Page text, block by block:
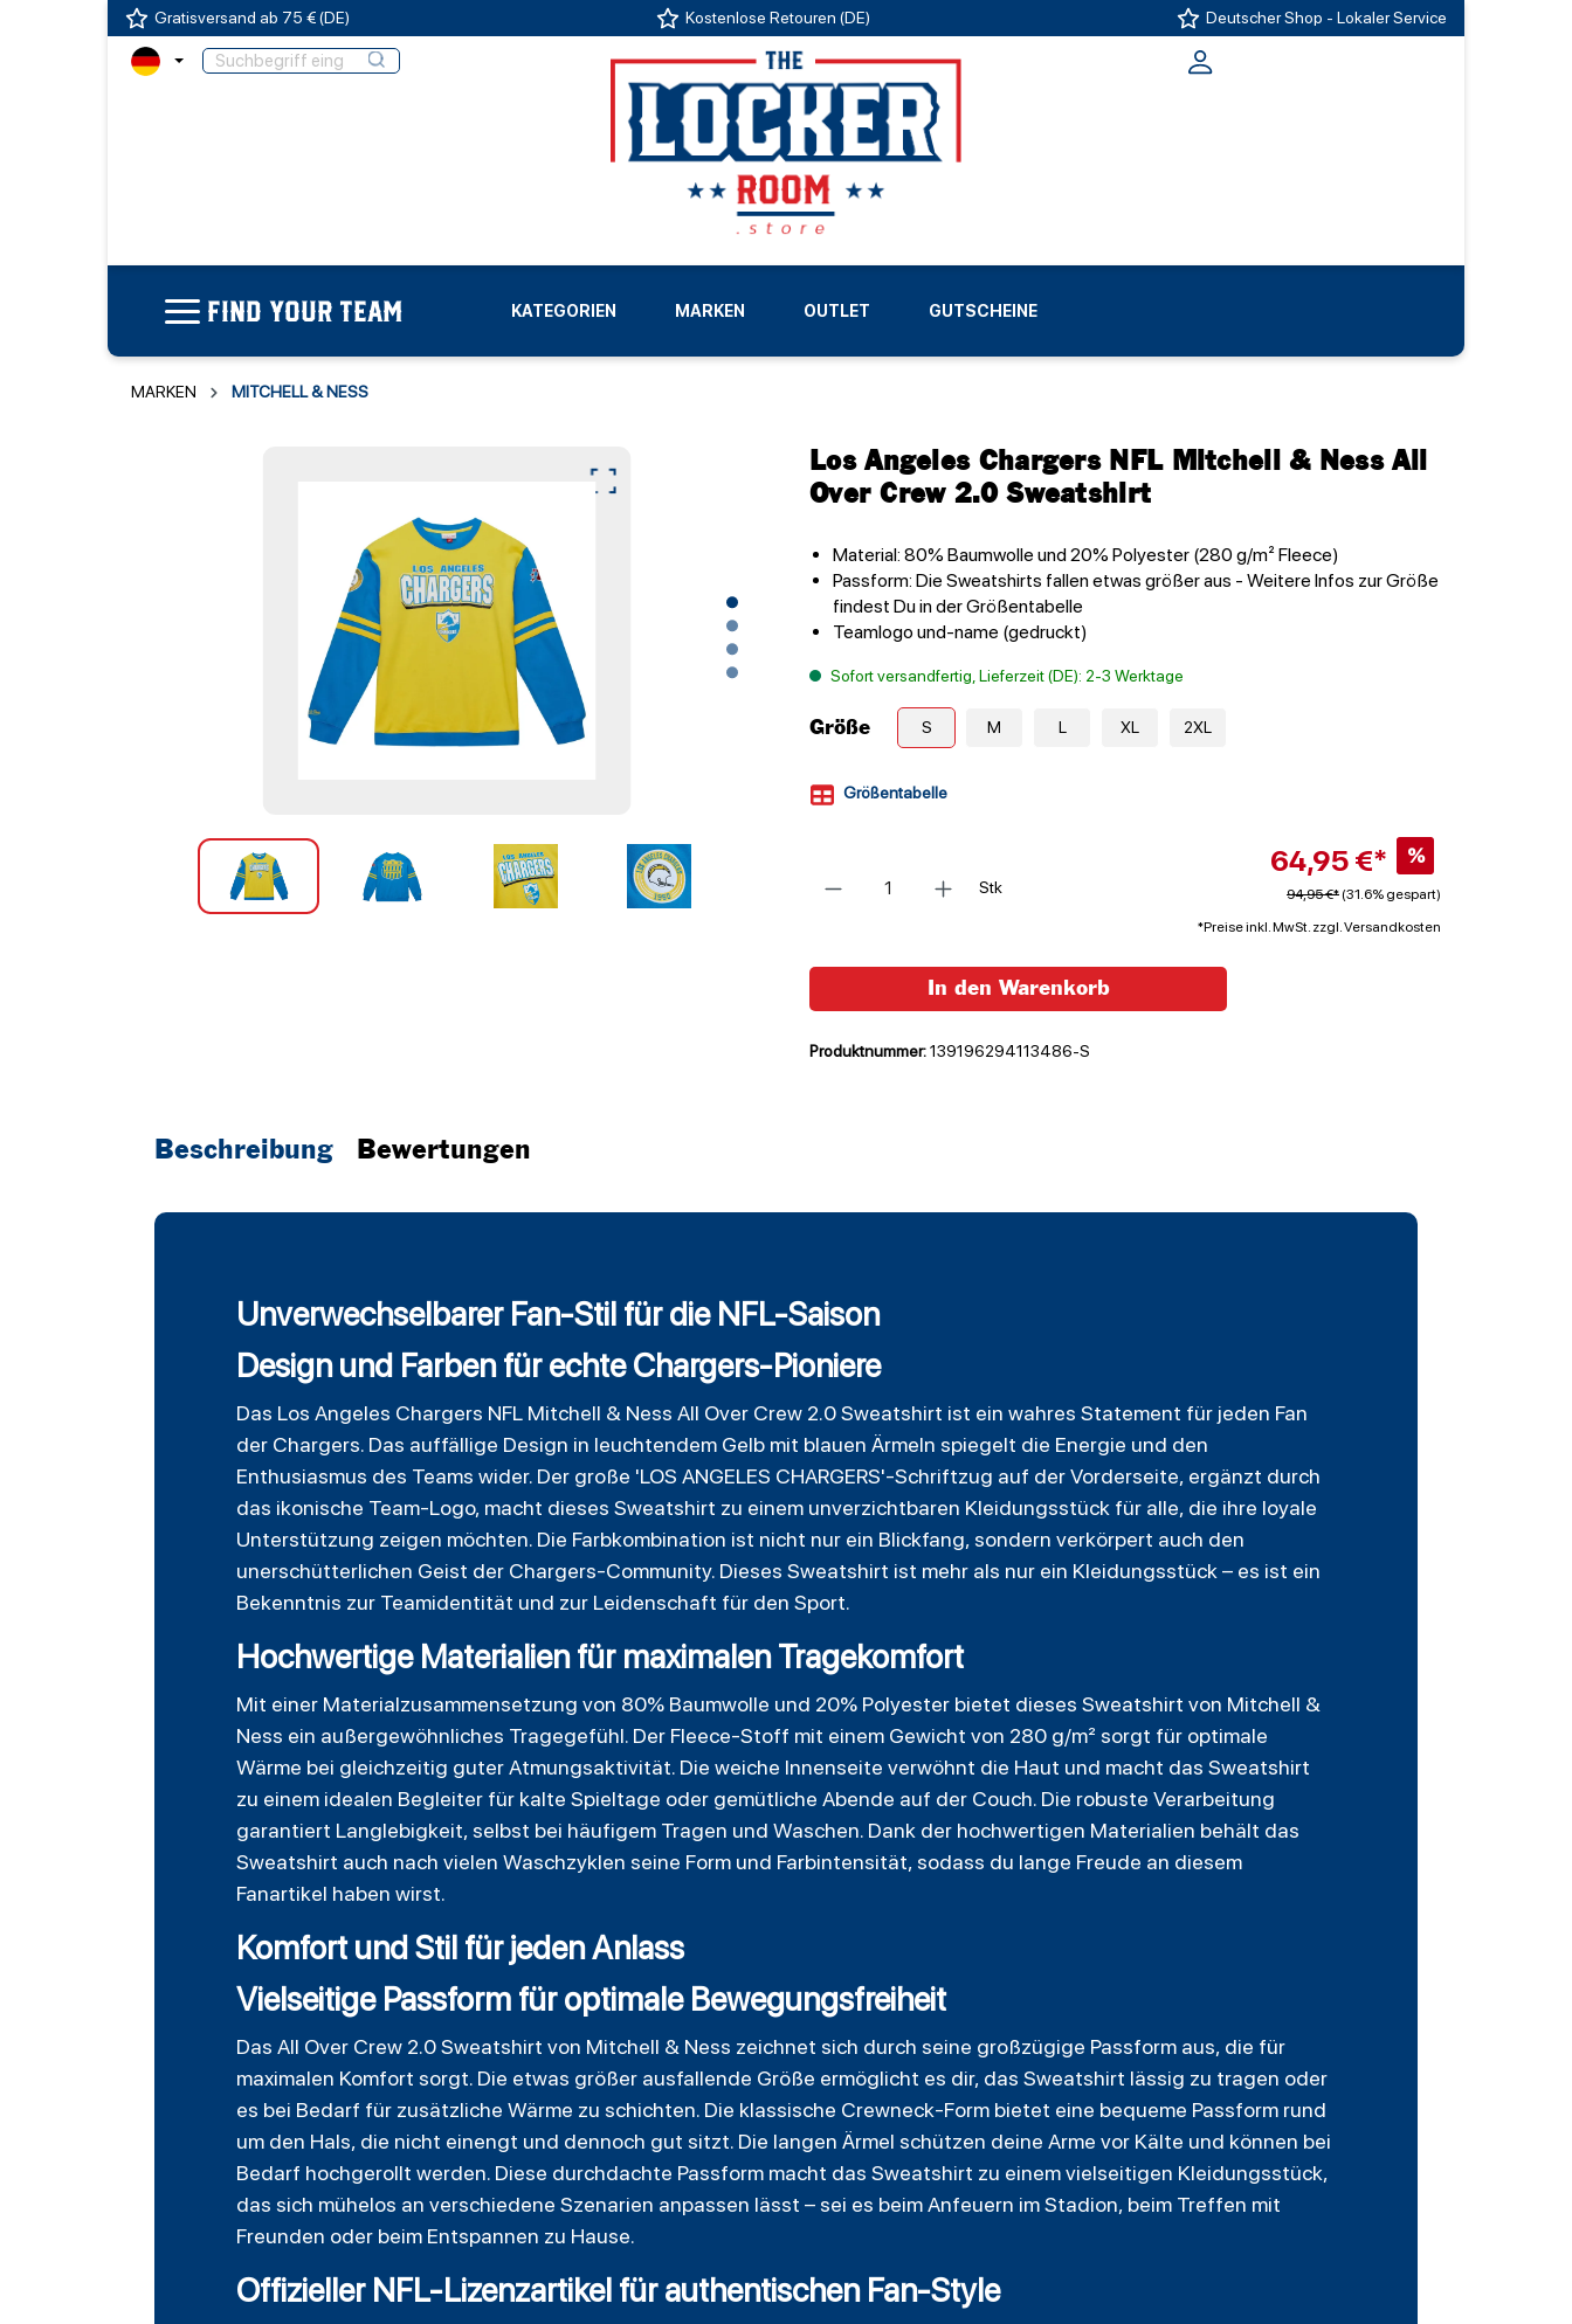
Gratisversand ab 75 € (DE) Kostenlose Retouren (DE) Deutscher Shop - Lokaler Service
FIND YOUR TEAM KATEGORIEN MARKEN
LIGEN
OUTLET GUTSCHEINE
MARKEN MITCHELL & NESS
Los Angeles Chargers NFL Mitchell & Ness All
Over Crew 2.0 Sweatshirt
Material: 80% Baumwolle und 20% Polyester (280 g/m² Fleece)
Passform: Die Sweatshirts fallen etwas größer aus - Weitere Infos zur Größe
findest Du in der Größentabelle
Teamlogo und-name (gedruckt)
Sofort versandfertig, Lieferzeit (DE): 2-3 Werktage
Größe S M L XL 2XL
Größentabelle
Stk
64,95 €* %
94,95 €* (31.6% gespart)
*Preise inkl. MwSt. zzgl. Versandkosten
In den Warenkorb
Produktnummer:139196294113486-S
Beschreibung Bewertungen
Unverwechselbarer Fan-Stil für die NFL-Saison
Design und Farben für echte Chargers-Pioniere
Das Los Angeles Chargers NFL Mitchell & Ness All Over Crew 2.0 Sweatshirt ist ein wahres Statement für jeden Fan
der Chargers. Das auffällige Design in leuchtendem Gelb mit blauen Ärmeln spiegelt die Energie und den
Enthusiasmus des Teams wider. Der große 'LOS ANGELES CHARGERS'-Schriftzug auf der Vorderseite, ergänzt durch
das ikonische Team-Logo, macht dieses Sweatshirt zu einem unverzichtbaren Kleidungsstück für alle, die ihre loyale
Unterstützung zeigen möchten. Die Farbkombination ist nicht nur ein Blickfang, sondern verkörpert auch den
unerschütterlichen Geist der Chargers-Community. Dieses Sweatshirt ist mehr als nur ein Kleidungsstück – es ist ein
Bekenntnis zur Teamidentität und zur Leidenschaft für den Sport.
Hochwertige Materialien für maximalen Tragekomfort
Mit einer Materialzusammensetzung von 80% Baumwolle und 20% Polyester bietet dieses Sweatshirt von Mitchell &
Ness ein außergewöhnliches Tragegefühl. Der Fleece-Stoff mit einem Gewicht von 280 g/m² sorgt für optimale
Wärme bei gleichzeitig guter Atmungsaktivität. Die weiche Innenseite verwöhnt die Haut und macht das Sweatshirt
zu einem idealen Begleiter für kalte Spieltage oder gemütliche Abende auf der Couch. Die robuste Verarbeitung
garantiert Langlebigkeit, selbst bei häufigem Tragen und Waschen. Dank der hochwertigen Materialien behält das
Sweatshirt auch nach vielen Waschzyklen seine Form und Farbintensität, sodass du lange Freude an diesem
Fanartikel haben wirst.
Komfort und Stil für jeden Anlass
Vielseitige Passform für optimale Bewegungsfreiheit
Das All Over Crew 2.0 Sweatshirt von Mitchell & Ness zeichnet sich durch seine großzügige Passform aus, die für
maximalen Komfort sorgt. Die etwas größer ausfallende Größe ermöglicht es dir, das Sweatshirt lässig zu tragen oder
es bei Bedarf für zusätzliche Wärme zu schichten. Die klassische Crewneck-Form bietet eine bequeme Passform rund
um den Hals, die nicht einengt und dennoch gut sitzt. Die langen Ärmel schützen deine Arme vor Kälte und können bei
Bedarf hochgerollt werden. Diese durchdachte Passform macht das Sweatshirt zu einem vielseitigen Kleidungsstück,
das sich mühelos an verschiedene Szenarien anpassen lässt – sei es beim Anfeuern im Stadion, beim Treffen mit
Freunden oder beim Entspannen zu Hause.
Offizieller NFL-Lizenzartikel für authentischen Fan-Style